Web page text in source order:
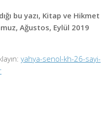
bu yazı, Kitap ve Hikmet
Ağustos, Eylül 2019
yahya-senol-kh-26-sayi-